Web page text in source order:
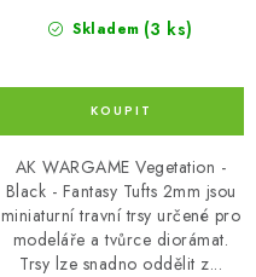
Skladem (3 ks)
AK WARGAME Vegetation -
Black - Fantasy Tufts 2mm jsou
miniaturní travní trsy určené pro
modeláře a tvůrce diorámat.
Trsy lze snadno oddělit z...